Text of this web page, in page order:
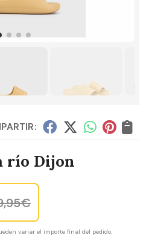
río Dijon
€
variar el importe final del pedido.